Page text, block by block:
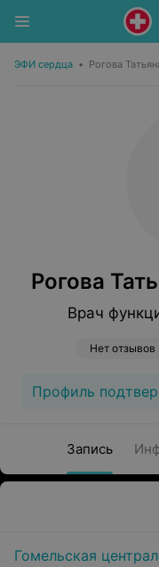
ЭФИ сердца • Рогова
Рогова
Врач
Нет отзывов
Профиль
Запись
Гомельская